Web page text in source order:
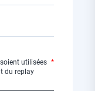
utilisées
du replay